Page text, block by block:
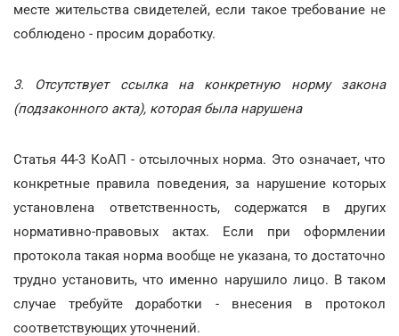
месте жительства свидетелей, если такое требование не
соблюдено - просим доработку.
3. Отсутствует ссылка на конкретную норму закона
(подзаконного акта), которая была нарушена
Статья 44-3 КоАП - отсылочных норма. Это означает, что
конкретные правила поведения, за нарушение которых
установлена ответственность, содержатся в других
нормативно-правовых актах. Если при оформлении
протокола такая норма вообще не указана, то достаточно
трудно установить, что именно нарушило лицо. В таком
случае требуйте доработки - внесения в протокол
соответствующих уточнений.